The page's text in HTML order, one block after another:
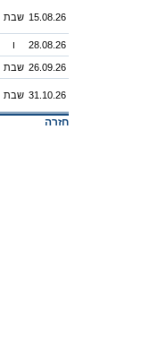
שבת 15.08.26
ו 28.08.26
שבת 26.09.26
שבת 31.10.26
חזרה